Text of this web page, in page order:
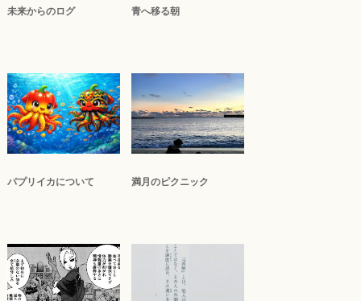
未来からのログ 青へ移る朝
パプリイカについて 満月のピクニック